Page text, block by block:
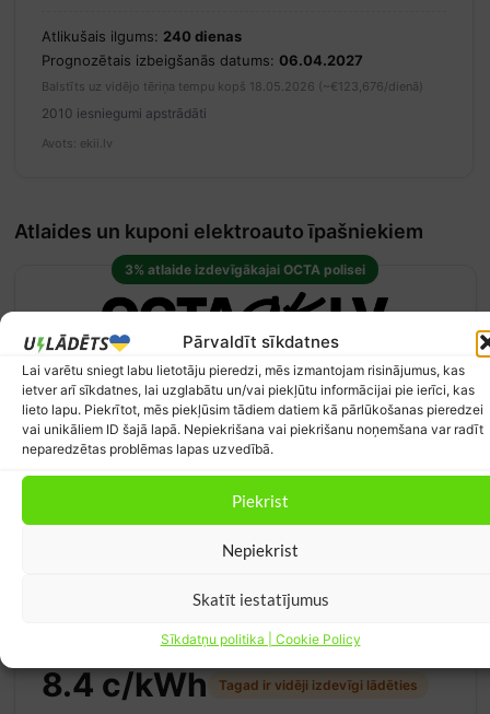
Pārvaldīt sīkdatnes
Lai varētu sniegt labu lietotāju pieredzi, mēs izmantojam risinājumus, kas
ietver arī sīkdatnes, lai uzglabātu un/vai piekļūtu informācijai pie ierīci, kas
lieto lapu. Piekrītot, mēs piekļūsim tādiem datiem kā pārlūkošanas pieredzei
vai unikāliem ID šajā lapā. Nepiekrišana vai piekrišanu noņemšana var radīt
neparedzētas problēmas lapas uzvedībā.
Piekrist
Nepiekrist
Skatīt iestatījumus
Sīkdatņu politika | Cookie Policy
Atlikušais ilgums: 240 dienas
Prognozētais izbeigšanās datums: 06.04.2027
Balstīts uz vidējo tēriņa tempu kopš 18.05.2026 (~€123,676/dienā)
2010 iesniegumi apstrādāti
Avots: ekii.lv
Atlaides un kuponi elektroauto īpašniekiem
3% atlaide izdevīgākajai OCTA polisei
OCTA polise ar īpašu atlaidi
PAKALPOJUMI
Promo kods UZLADETSOK piešķir OCTA polisei no zemākās
cenas vēl papildus 3% atlaidi
Skatīt piedāvājumu
Lētākās stundas uzlādei Atjaunināts: 09.08. 18:32
8.4 c/kWh Tagad ir vidēji izdevīgi lādēties